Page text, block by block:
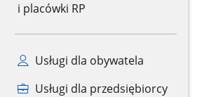
i placówki RP
Usługi dla obywatela
Usługi dla przedsiębiorcy